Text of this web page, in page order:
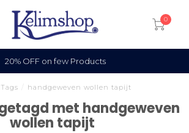
0
20% OFF on few Products
Tags handgeweven wollen tapijt
met handgeweven
wollen tapijt